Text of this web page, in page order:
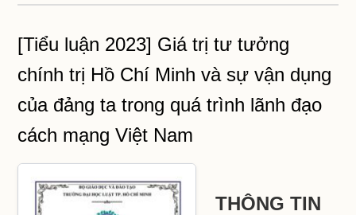
[Tiểu luận 2023] Giá trị tư tưởng
chính trị Hồ Chí Minh và sự vận dụng
của đảng ta trong quá trình lãnh đạo
cách mạng Việt Nam
THÔNG TIN